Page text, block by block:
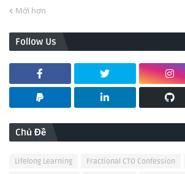
Mới hơn
Follow Us
Chủ Đề
Lifelong Learning Fractional CTO Confession